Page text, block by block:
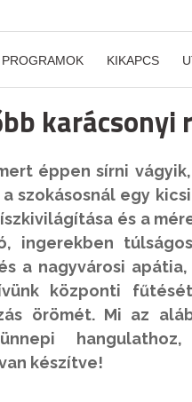
PROGRAMOK KIKAPCS
karácsonyi
éppen sírni
szokásosnál egy
és a
ingerekben
a nagyvárosi apátia,
központi
örömét. Mi az
készítve!